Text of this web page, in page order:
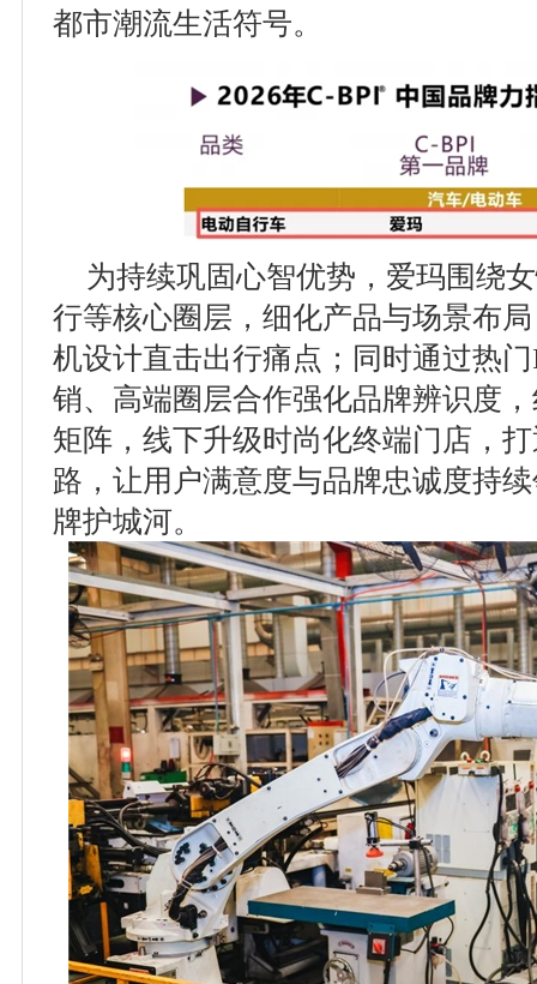
都市潮流生活符号。
为持续巩固心智优势，爱玛围绕
行等核心圈层，细化产品与场景布
机设计直击出行痛点；同时通过热
销、高端圈层合作强化品牌辨识度
矩阵，线下升级时尚化终端门店，
路，让用户满意度与品牌忠诚度持
牌护城河。